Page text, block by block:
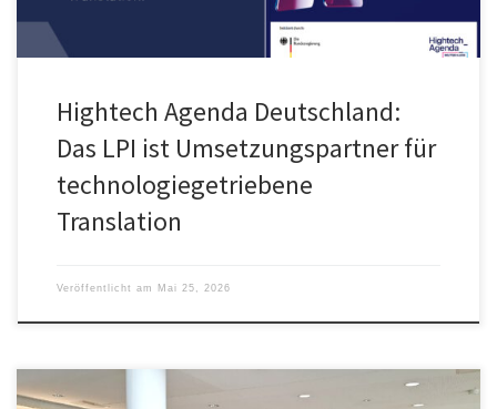
Hightech Agenda Deutschland:
Das LPI ist Umsetzungspartner für
technologiegetriebene
Translation
Veröffentlicht am Mai 25, 2026